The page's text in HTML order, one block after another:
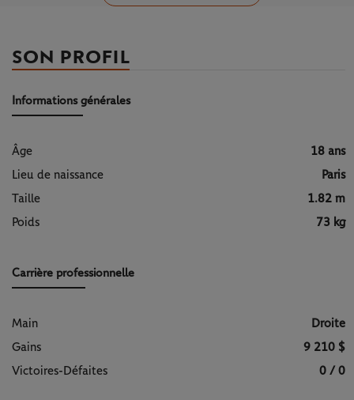
SON PROFIL
Informations générales
Âge
18 ans
Lieu de naissance
Paris
Taille
1.82 m
Poids
73 kg
Carrière professionnelle
Main
Droite
Gains
9 210 $
Victoires-Défaites
0 / 0